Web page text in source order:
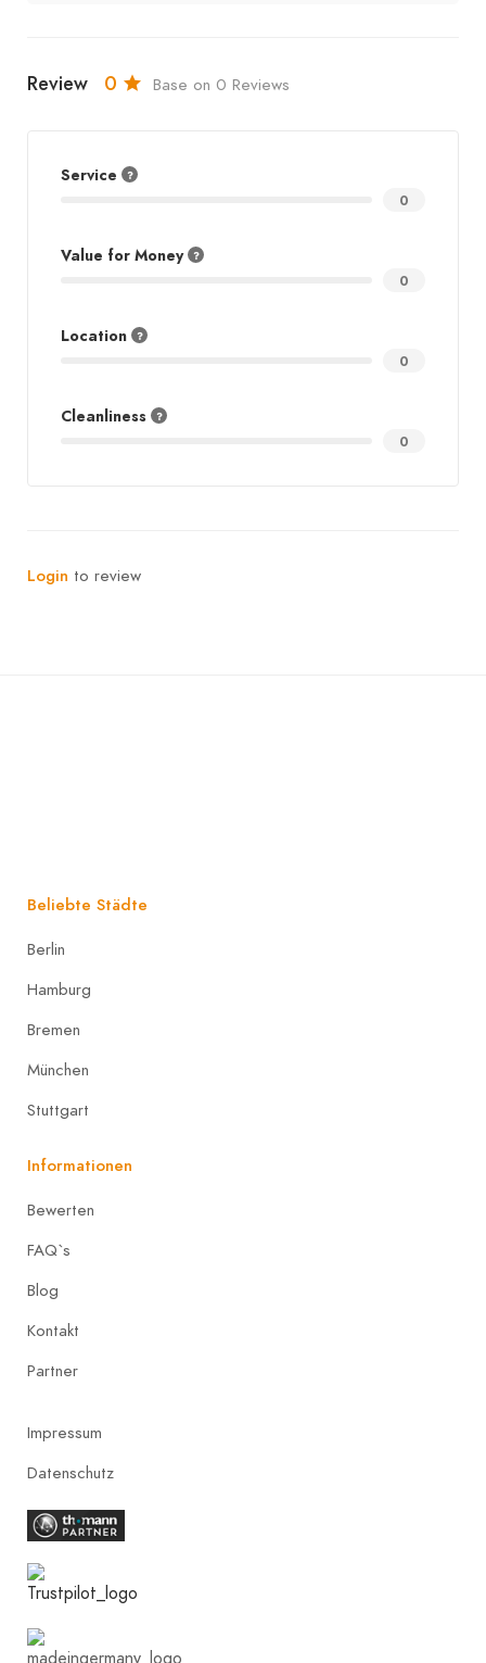
Review 0 Base on 0 Reviews
Service
0
Value for Money
0
Location
0
Cleanliness
0
Login to review
Beliebte Städte
Berlin
Hamburg
Bremen
München
Stuttgart
Informationen
Bewerten
FAQ`s
Blog
Kontakt
Partner
Impressum
Datenschutz